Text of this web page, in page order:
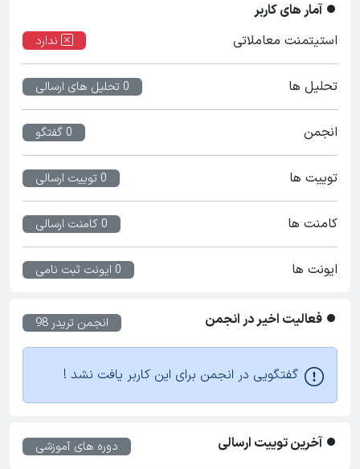
آمار های کاربر
استیتمنت معاملاتی
ندارد
تحلیل ها 0 تحلیل های ارسالی
انجمن 0 گفتگو
توییت ها 0 توییت ارسالی
کامنت ها 0 کامنت ارسالی
ایونت ها 0 ایونت ثبت نامی
فعالیت اخیر در انجمن انجمن تریدر 98
گفتگویی در انجمن برای این کاربر یافت نشد !
آخرین توییت ارسالی دوره های آموزشی